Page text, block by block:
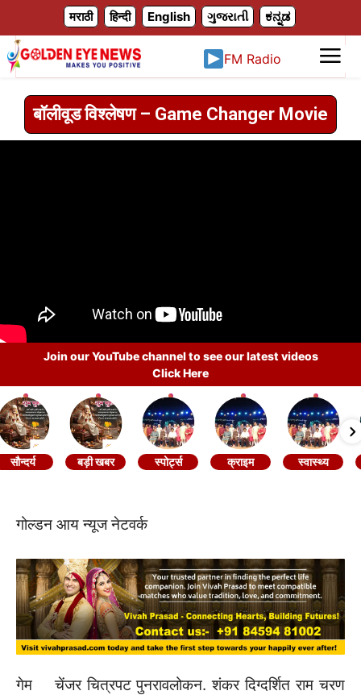
मराठी हिन्दी English ગુજરાતી ಕನ್ನಡ
FM Radio
बॉलीवूड विश्लेषण – Game Changer Movie
Join our YouTube channel to see our latest videos
Click Here
सौन्दर्य बड़ी खबर स्पोर्ट्स क्राइम स्वास्थ्य
गोल्डन आय न्यूज नेटवर्क
गेम चेंजर चित्रपट पुनरावलोकन. शंकर दिग्दर्शित राम चरण